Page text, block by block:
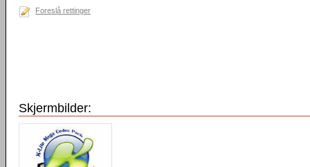
Foreslå rettinger
Skjermbilder: